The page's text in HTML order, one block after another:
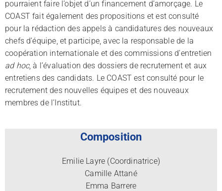
pourraient faire l’objet d’un financement d’amorçage. Le
COAST fait également des propositions et est consulté
pour la rédaction des appels à candidatures des nouveaux
chefs d’équipe, et participe, avec la responsable de la
coopération internationale et des commissions d’entretien
ad hoc, à l’évaluation des dossiers de recrutement et aux
entretiens des candidats. Le COAST est consulté pour le
recrutement des nouvelles équipes et des nouveaux
membres de l’Institut.
Composition
Emilie Layre (Coordinatrice)
Camille Attané
Emma Barrere